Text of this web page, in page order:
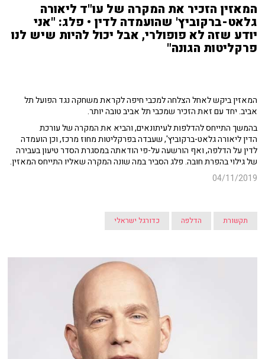
המאזין הזכיר את המקרה של עו"ד ליאורה
גלאט-ברקוביץ' שהועמדה לדין • פלג: "אני
יודע שזה לא פופולרי, אבל יכול להיות שיש לנו
פרקליטות הגונה"
המאזין ביקש לאחל הצלחה למכבי חיפה לקראת משחקה נגד הפועל תל
אביב. יחד עם זאת הזכיר שמכבי תל אביב טובה יותר.
בהמשך התייחס להדלפות לעיתונאים, והביא את המקרה של עורכת
הדין ליאורה גלאט-ברקוביץ', שעבדה בפרקליטות מחוז מרכז, וכן הועמדה
לדין על הדלפה, ואף הורשעה על-פי הודאתה במסגרת הסדר טיעון בעבירה
של גילוי בהפרת חובה. פלג הסביר במה שונה המקרה שאליו התייחס המאזין.
04/11/2019
תקשורת הדלפה כדורגל ישראלי